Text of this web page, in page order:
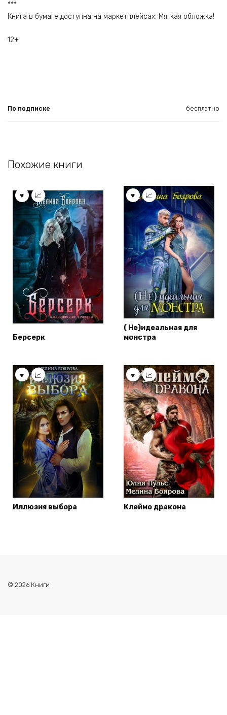
***
Книга в бумаге доступна на маркетплейсах. Мягкая обложка!
12+
По подписке бесплатно
Похожие книги
Берсерк
( Не)идеальная для
монстра
Иллюзия выбора Клеймо дракона
© 2026 Книги